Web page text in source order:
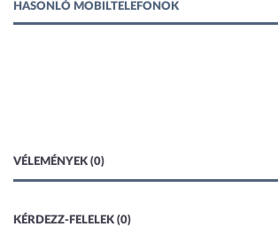
HASONLÓ MOBILTELEFONOK
VÉLEMÉNYEK (0)
KÉRDEZZ-FELELEK (0)